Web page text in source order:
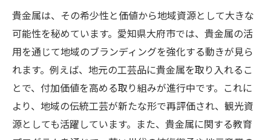
貴金属は、その希少性と価値から地域資源として大きな
可能性を秘めています。愛知県大府市では、貴金属の活
用を通じて地域のブランディングを強化する動きが見ら
れます。例えば、地元の工芸品に貴金属を取り入れるこ
とで、付加価値を高める取り組みが進行中です。これに
より、地域の伝統工芸が新たな形で再評価され、観光資
源としても活躍しています。また、貴金属に関する教育